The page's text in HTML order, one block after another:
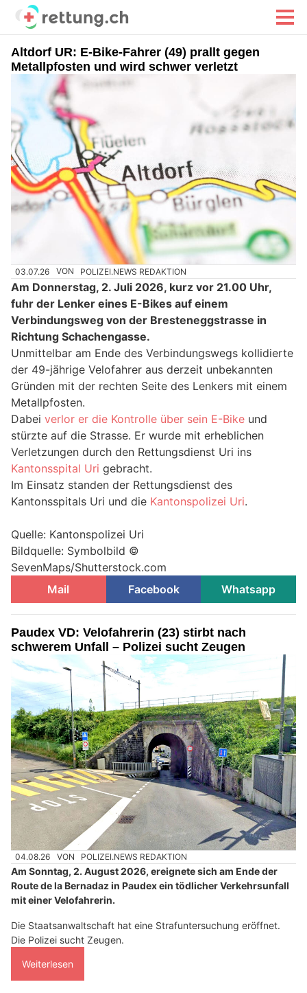
Altdorf UR: E-Bike-Fahrer (49) prallt gegen
Metallpfosten und wird schwer verletzt
03.07.26 VON POLIZEI.NEWS REDAKTION
Am Donnerstag, 2. Juli 2026, kurz vor 21.00 Uhr,
fuhr der Lenker eines E-Bikes auf einem
Verbindungsweg von der Bresteneggstrasse in
Richtung Schachengasse.
Unmittelbar am Ende des Verbindungswegs kollidierte
der 49-jährige Velofahrer aus derzeit unbekannten
Gründen mit der rechten Seite des Lenkers mit einem
Metallpfosten.
Dabei verlor er die Kontrolle über sein E-Bike und
stürzte auf die Strasse. Er wurde mit erheblichen
Verletzungen durch den Rettungsdienst Uri ins
Kantonsspital Uri gebracht.
Im Einsatz standen der Rettungsdienst des
Kantonsspitals Uri und die Kantonspolizei Uri.
Quelle: Kantonspolizei Uri
Bildquelle: Symbolbild ©
SevenMaps/Shutterstock.com
Mail
Facebook Whatsapp
Paudex VD: Velofahrerin (23) stirbt nach
schwerem Unfall – Polizei sucht Zeugen
04.08.26 VON POLIZEI.NEWS REDAKTION
Am Sonntag, 2. August 2026, ereignete sich am Ende der
Route de la Bernadaz in Paudex ein tödlicher Verkehrsunfall
mit einer Velofahrerin.
Die Staatsanwaltschaft hat eine Strafuntersuchung eröffnet.
Die Polizei sucht Zeugen.
Weiterlesen